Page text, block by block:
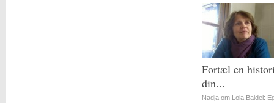
Fortæl en
din...
Nadja om Lola Baidel: